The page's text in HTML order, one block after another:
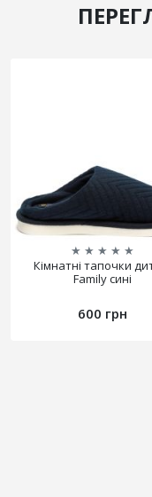
★ ★ ★ ★ ★
Кімнатні тапочки
Family сині
600 грн